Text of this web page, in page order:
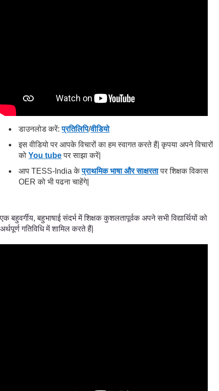
डाउनलोड करें:प्रतिलिपि/वीडियो
इस वीडियो पर आपके विचारों का हम स्वागत करते हैं| कृपया अपने विचारों
कोYou tubeपर साझा करें|
आप TESS-India केप्राथमिक भाषा और साक्षरतापर शिक्षक विकास
OER को भी पढना चाहेंगे|
एक बहुवर्गीय, बहुभाषाई संदर्भ में शिक्षक कुशलतापूर्वक अपने सभी विद्यार्थियों को
अर्थपूर्ण गतिविधि में शामिल करते हैं|